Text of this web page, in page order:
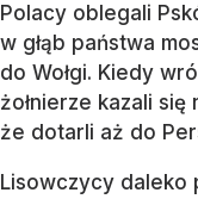
Polacy oblegali
w głąb państwa
do Wołgi. Kiedy
żołnierze kazali
że dotarli aż do
Lisowczycy daleko